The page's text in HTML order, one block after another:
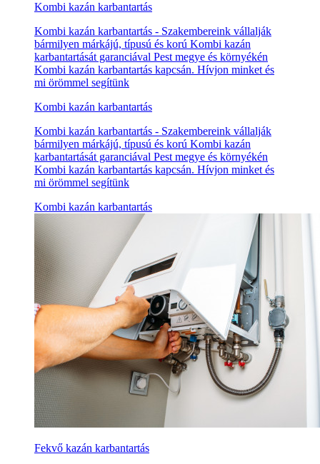
Kombi kazán karbantartás
Kombi kazán karbantartás - Szakembereink vállalják
bármilyen márkájú, típusú és korú Kombi kazán
karbantartását garanciával Pest megye és környékén
Kombi kazán karbantartás kapcsán. Hívjon minket és
mi örömmel segítünk
Kombi kazán karbantartás
Kombi kazán karbantartás - Szakembereink vállalják
bármilyen márkájú, típusú és korú Kombi kazán
karbantartását garanciával Pest megye és környékén
Kombi kazán karbantartás kapcsán. Hívjon minket és
mi örömmel segítünk
Kombi kazán karbantartás
Fekvő kazán karbantartás